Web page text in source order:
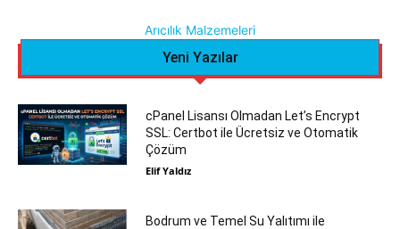
Arıcılık Malzemeleri
Yeni Yazılar
cPanel Lisansı Olmadan Let’s Encrypt
SSL: Certbot ile Ücretsiz ve Otomatik
Çözüm
Elif Yaldız
Bodrum ve Temel Su Yalıtımı ile